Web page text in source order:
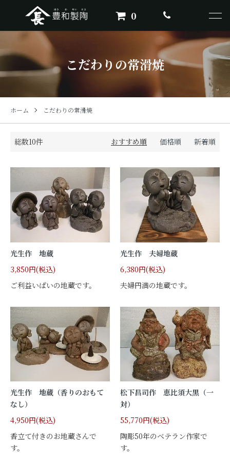
0
こだわりの常滑焼
ホーム こだわりの常滑焼
総数10件 おすすめ順 価格順 新着順
光生作 地蔵
3,850円(税込)
ご利益いぱいの地蔵です。
光生作 夫婦地蔵
6,380円(税込)
夫婦円満の地蔵です。
光生作 地蔵（香りのおもて
なし）
4,950円(税込)
香立て付きのお地蔵さんで
す。
松下昌司作 恵比須大黒（一
対）
55,770円(税込)
陶彫50年のベテラン作家で
す。